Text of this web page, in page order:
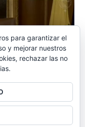
en
4-
para garantizar el
y mejorar nuestros
rechazar las no